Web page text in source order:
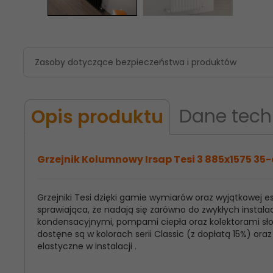
Zasoby dotyczące bezpieczeństwa i produktów
Opis produktu Dane
Grzejnik Kolumnowy Irsap Tesi 3 885x1575
Grzejniki Tesi dzięki gamie wymiarów oraz
sprawiająca, że nadają się zarówno do zwykłych
kondensacyjnymi, pompami ciepła oraz kolektorami
dostęne są w kolorach serii Classic (z dopłatą 15%)
elastyczne w instalacji .
Model
Produktu:
Irsap Tesi 3
Wysokość
Grzejnika:
885